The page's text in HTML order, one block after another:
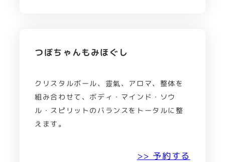
つぼちゃんもみほぐし
クリスタルボール、靈氣、アロマ、整体を
組み合わせて、ボディ・マインド・ソウ
ル・スピリットのバランスをトータルに整
えます。
>> 予約する